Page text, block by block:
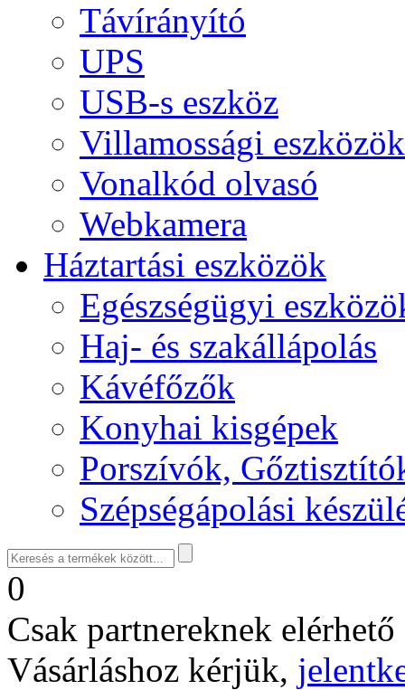
Távírányító
UPS
USB-s eszköz
Villamossági eszközök
Vonalkód olvasó
Webkamera
Háztartási eszközök
Egészségügyi
Haj- és szakállápolás
Kávéfőzők
Konyhai kisgépek
Porszívók,
Szépségápolási
0
Csak partnereknek
Vásárláshoz kérjük,